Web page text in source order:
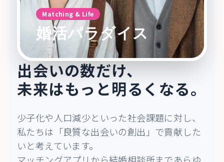
Matching & Life
婚活パラダイス
出会いの数だけ、
未来はもっと明るくなる。
少子化や人口減少といった社会課題に対し、
私たちは「良質な出会いの創出」で貢献した
いと考えています。
マッチングアプリから結婚相談所まであらゆ